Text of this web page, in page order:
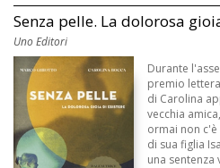
Senza pelle. La dolorosa
Uno Editori
Durante
premio
di Carolina
vecchia
ormai non
di sua figlia
una sentenza